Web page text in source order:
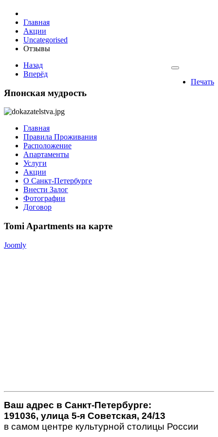
Главная
Акции
Uncategorised
Отзывы
Печать
Назад
Вперёд
Японская мудрость
Главная
Правила Проживания
Расположение
Апартаменты
Услуги
Акции
О Санкт-Петербурге
Внести Залог
Фотографии
Договор
Tomi Apartments на карте
Joomly
Ваш адрес в Санкт-Петербурге:
191036, улица 5-я Советская, 24/13
в самом центре культурной столицы России